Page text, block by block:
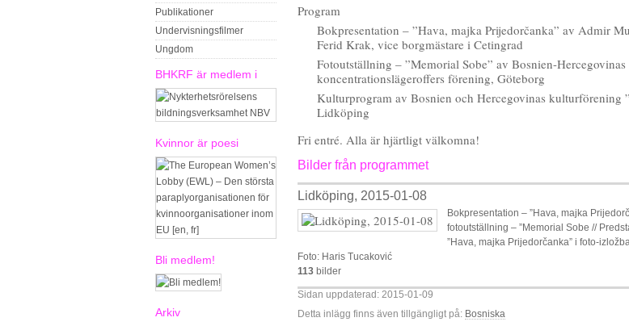
Publikationer
Undervisningsfilmer
Ungdom
BHKRF är medlem i
Kvinnor är poesi
Bli medlem!
Arkiv
Program
Bokpresentation – ”Hava, majka Prijedorčanka” av Admir
Ferid Krak, vice borgmästare i Cetingrad
Fotoutställning – ”Memorial Sobe” av Bosnien-Hercegovinas
koncentrationslägeroffers förening, Göteborg
Kulturprogram av Bosnien och Hercegovinas kulturförening
Lidköping
Fri entré. Alla är hjärtligt välkomna!
Bilder från programmet
Lidköping, 2015-01-08
Bokpresentation – ”Hava, majka
fotoutställning – ”Memorial Sobe //
”Hava, majka Prijedorčanka” i foto-
Foto: Haris Tucaković
113 bilder
Sidan uppdaterad: 2015-01-09
Detta inlägg finns även tillgängligt på: Bosniska